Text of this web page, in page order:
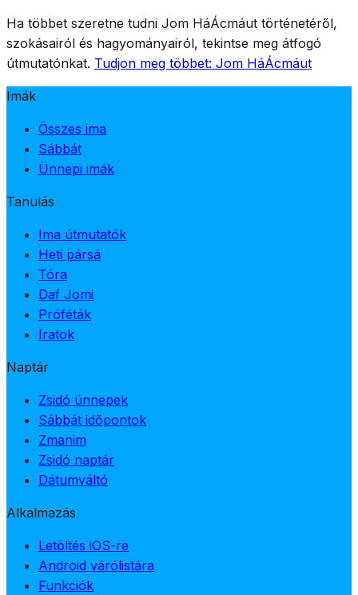
Ha többet szeretne tudni Jom HáÁcmáut történetéről,
szokásairól és hagyományairól, tekintse meg átfogó
útmutatónkat. Tudjon meg többet: Jom HáÁcmáut
Imák
Összes ima
Sábbát
Ünnepi imák
Tanulás
Ima útmutatók
Heti pársá
Tóra
Daf Jomi
Próféták
Iratok
Naptár
Zsidó ünnepek
Sábbát időpontok
Zmanim
Zsidó naptár
Dátumváltó
Alkalmazás
Letöltés iOS-re
Android várólistára
Funkciók